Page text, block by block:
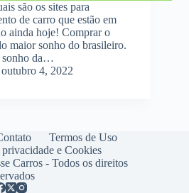
são os sites para
de carro que estão em
ainda hoje! Comprar o
maior sonho do brasileiro.
sonho da…
outubro 4, 2022
Termos de Uso
e Cookies
Carros - Todos os direitos